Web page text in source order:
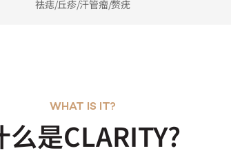
祛痣/丘疹/汗管瘤/赘疣
么是CLARITY?
WHAT IS IT?